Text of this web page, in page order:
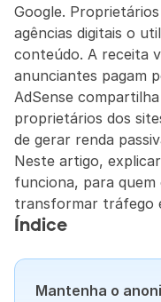
Google.
agências digitais o
conteúdo. A receita
anunciantes pagam
AdSense
proprietários dos
de gerar renda
Neste artigo,
funciona, para quem
transformar tráfego
Índice
Mantenha o